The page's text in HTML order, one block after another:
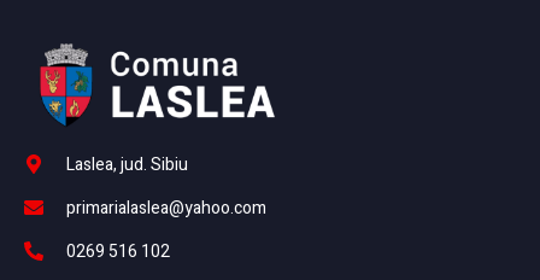
Laslea, jud. Sibiu
primarialaslea@yahoo.com
0269 516 102